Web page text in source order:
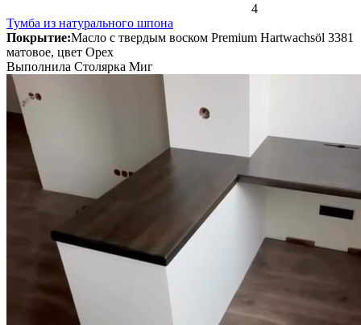
4
Тумба из натурального шпона
Покрытие:Масло с твердым воском Premium Hartwachsöl 3381
матовое, цвет Орех
Выполнила Столярка Миг